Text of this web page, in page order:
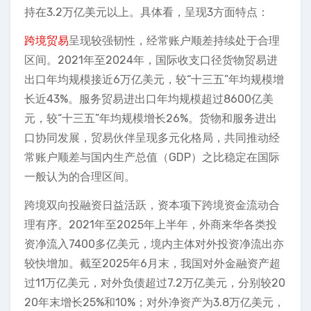
持在3.2万亿美元以上。具体看，呈现3方面特点：
跨境贸易呈现较强韧性，经常账户顺差持续处于合理
区间。2021年至2024年，国际收支口径货物贸易进
出口年均规模接近6万亿美元，较“十三五”年均规模增
长近43%。服务贸易进出口年均规模超过8600亿美
元，较“十三五”年均规模增长26%。货物和服务进出
口协同发展，贸易伙伴呈现多元化格局，共同推动经
常账户顺差与国内生产总值（GDP）之比稳定在国际
一般认为的合理区间。
跨境双向投融资日益活跃，资本项下跨境资金流动合
理有序。2021年至2025年上半年，外商来华各类投
资净流入7400多亿美元，境内主体对外投资净流出亦
较快增加。截至2025年6月末，我国对外金融资产超
过11万亿美元，对外负债超过7.2万亿美元，分别较20
20年末增长25%和10%；对外净资产为3.8万亿美元，